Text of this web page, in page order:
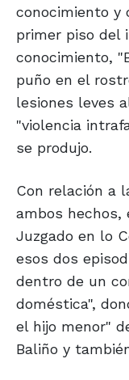
conocimiento y
primer piso del
conocimiento,
puño en el
lesiones leves
"violencia
se produjo.
Con relación a
ambos
Juzgado en lo
esos dos
dentro de un
doméstica",
el hijo menor"
Baliño y